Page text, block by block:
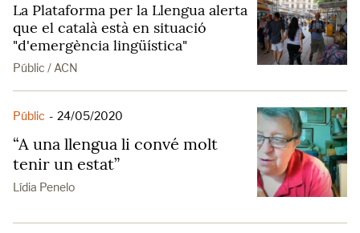
La Plataforma per la Llengua alerta
que el català està en situació
"d'emergència lingüística"
Públic / ACN
Públic - 24/05/2020
“A una llengua li convé molt
tenir un estat”
Lídia Penelo